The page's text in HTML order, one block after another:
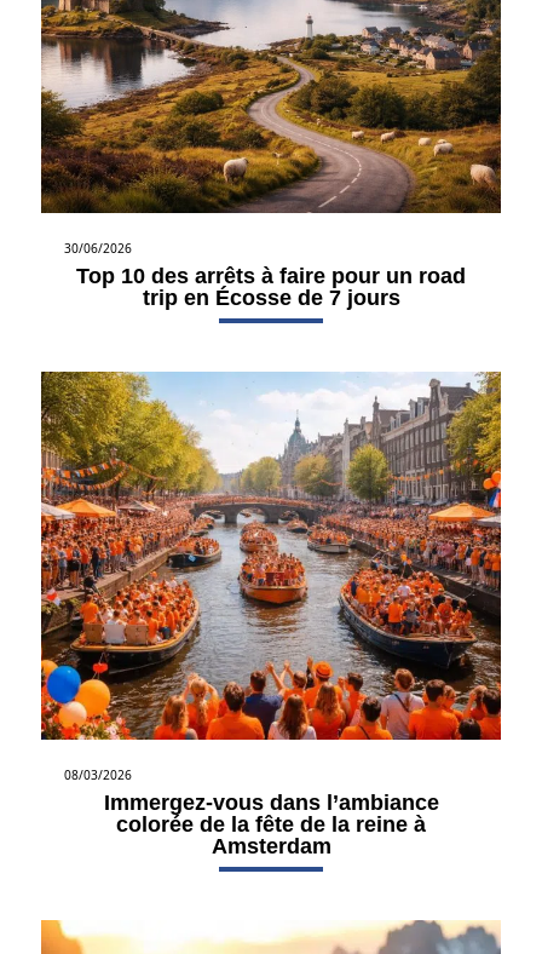
30/06/2026
Top 10 des arrêts à faire pour un road
trip en Écosse de 7 jours
08/03/2026
Immergez-vous dans l’ambiance
colorée de la fête de la reine à
Amsterdam